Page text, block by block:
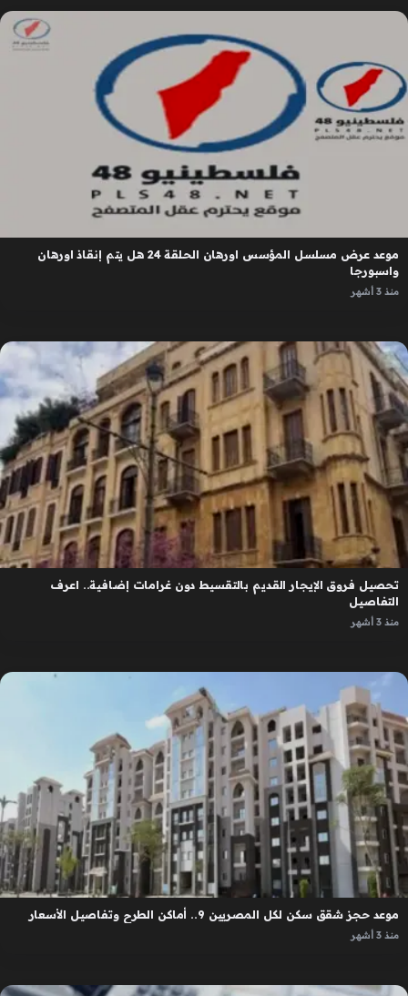
موعد عرض مسلسل المؤسس اورهان الحلقة 24 هل يتم إنقاذ اورهان
واسبورجا
منذ 3 أشهر
تحصيل فروق الإيجار القديم بالتقسيط دون غرامات إضافية.. اعرف
التفاصيل
منذ 3 أشهر
موعد حجز شقق سكن لكل المصريين 9.. أماكن الطرح وتفاصيل الأسعار
منذ 3 أشهر